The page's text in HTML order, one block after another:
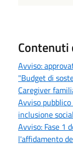
Avviso:
"Budget di
Caregiver
Avviso
inclusione
Avviso: Fase 1
l'affidamento